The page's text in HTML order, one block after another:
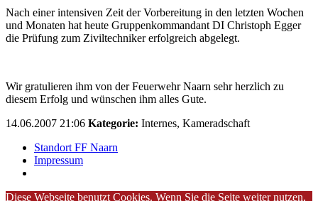
Nach einer intensiven Zeit der Vorbereitung in den letzten Wochen
und Monaten hat heute Gruppenkommandant DI Christoph Egger
die Prüfung zum Ziviltechniker erfolgreich abgelegt.
Wir gratulieren ihm von der Feuerwehr Naarn sehr herzlich zu
diesem Erfolg und wünschen ihm alles Gute.
14.06.2007 21:06 Kategorie: Internes, Kameradschaft
Standort FF Naarn
Impressum
Diese Webseite benutzt Cookies. Wenn Sie die Seite weiter nutzen,